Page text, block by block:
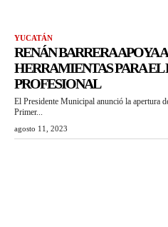
YUCATÁN
RENÁN BARRERA APOYA
HERRAMIENTAS PARA
PROFESIONAL
El Presidente Municipal anunció la apertura
Primer...
agosto 11, 2023